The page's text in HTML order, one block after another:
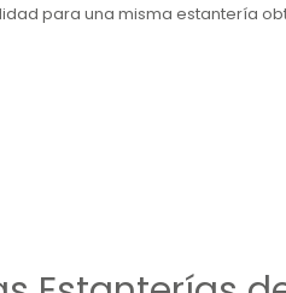
para una misma estantería